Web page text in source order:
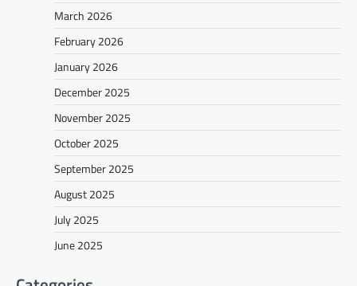
March 2026
February 2026
January 2026
December 2025
November 2025
October 2025
September 2025
August 2025
July 2025
June 2025